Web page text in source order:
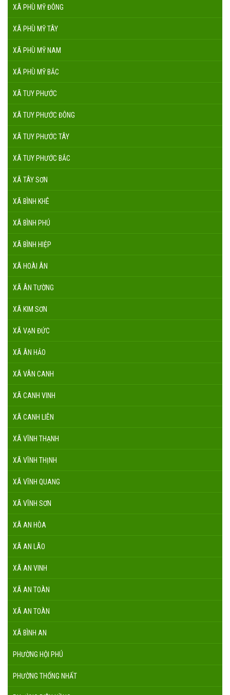
XÃ PHÙ MỸ ĐÔNG
XÃ PHÙ MỸ TÂY
XÃ PHÙ MỸ NAM
XÃ PHÙ MỸ BẮC
XÃ TUY PHƯỚC
XÃ TUY PHƯỚC ĐÔNG
XÃ TUY PHƯỚC TÂY
XÃ TUY PHƯỚC BẮC
XÃ TÂY SƠN
XÃ BÌNH KHÊ
XÃ BÌNH PHÚ
XÃ BÌNH HIỆP
XÃ HOÀI ÂN
XÃ ÂN TƯỜNG
XÃ KIM SƠN
XÃ VẠN ĐỨC
XÃ ÂN HẢO
XÃ VÂN CANH
XÃ CANH VINH
XÃ CANH LIÊN
XÃ VĨNH THẠNH
XÃ VĨNH THỊNH
XÃ VĨNH QUANG
XÃ VĨNH SƠN
XÃ AN HÒA
XÃ AN LÃO
XÃ AN VINH
XÃ AN TOÀN
XÃ AN TOÀN
XÃ BÌNH AN
PHƯỜNG HỘI PHÚ
PHƯỜNG THỐNG NHẤT